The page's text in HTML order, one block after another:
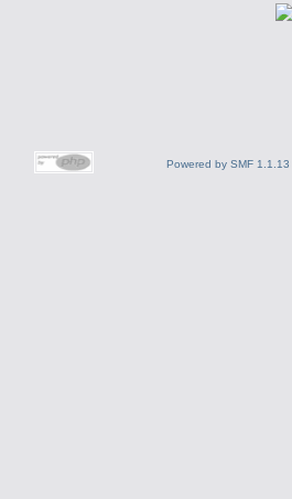
Powered by SMF 1.1.13